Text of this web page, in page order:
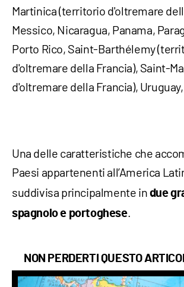
Martinica (territorio d'oltremare
Messico, Nicaragua, Panama,
Porto Rico, Saint-Barthélemy
d'oltremare della Francia), Saint-
d'oltremare della Francia),
Una delle caratteristiche che
Paesi appartenenti all’America
suddivisa principalmente in due
spagnolo e portoghese.
NON PERDERTI QUESTO